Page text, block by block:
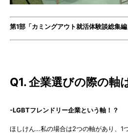
第1部「カミングアウト就活体験談総集編
Q1. 企業選びの際の軸
-LGBTフレンドリー企業という軸！？
ほしけん…私の場合は2つの軸があり、1